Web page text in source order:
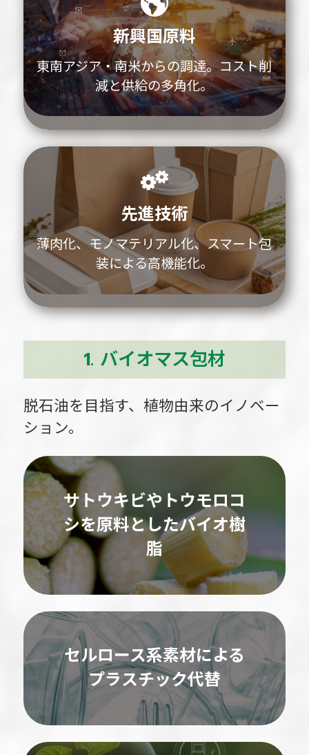
新興国原料
東南アジア・南米からの調達。コスト削
減と供給の多角化。
先進技術
薄肉化、モノマテリアル化、スマート包
装による高機能化。
1. バイオマス包材
脱石油を目指す、植物由来のイノベー
ション。
サトウキビやトウモロコ
シを原料としたバイオ樹
脂
セルロース系素材による
プラスチック代替